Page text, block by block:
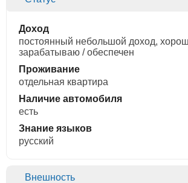
Доход
постоянный небольшой доход,
зарабатываю / обеспечен
Проживание
отдельная квартира
Наличие автомобиля
есть
Знание языков
русский
Внешность